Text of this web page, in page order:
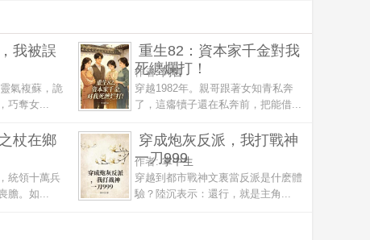
我被誤
氣複蘇，詭
巧奪女...
重生82：資本家千金對我
死纏爛打！
作者:阿言
穿越1982年。親哥跟著女知青私奔
了，這癟犢子還在私奔前，把能借...
杖在鄉
統領十萬兵
膽。如...
穿成炮灰反派，我打戰神
一刀999
作者:掌中生
穿越到都市戰神文裏當反派是什麽體
驗？陸沉表示：還行，就是主角...